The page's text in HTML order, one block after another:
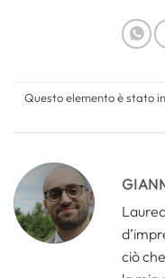
Questo elemento è stato
ciò